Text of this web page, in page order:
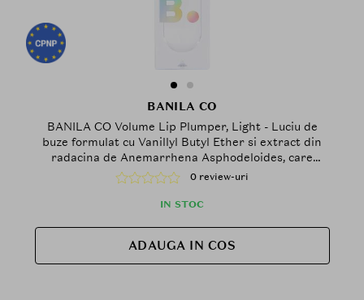
BANILA CO
BANILA CO Volume Lip Plumper, Light - Luciu de
buze formulat cu Vanillyl Butyl Ether si extract din
radacina de Anemarrhena Asphodeloides, care
contribuie la efectul de volum si la metinerea
confortului buzelor
0 review-uri
IN STOC
ADAUGA IN COS